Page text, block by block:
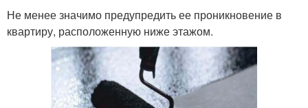
Не менее значимо предупредить ее проникновение в
квартиру, расположенную ниже этажом.